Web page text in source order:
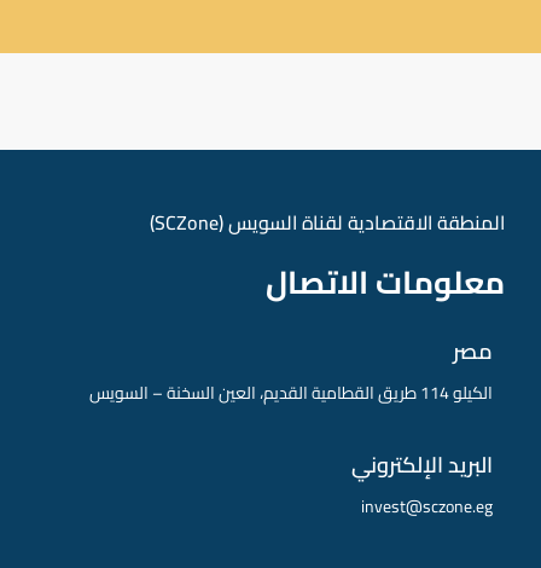
المنطقة الاقتصادية لقناة السويس (SCZone)
معلومات الاتصال
مصر
الكيلو 114 طريق القطامية القديم، العين السخنة – السويس
البريد الإلكتروني
invest@sczone.eg